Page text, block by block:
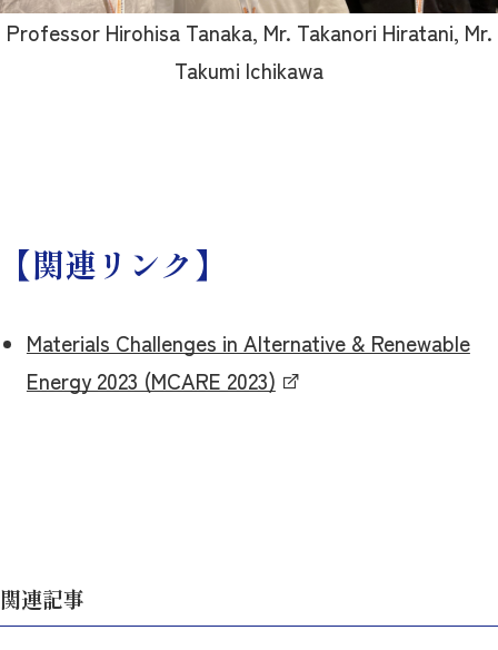
Professor Hirohisa Tanaka, Mr. Takanori Hiratani, Mr.
Takumi Ichikawa
【関連リンク】
Materials Challenges in Alternative & Renewable
Energy 2023 (MCARE 2023)
関連記事